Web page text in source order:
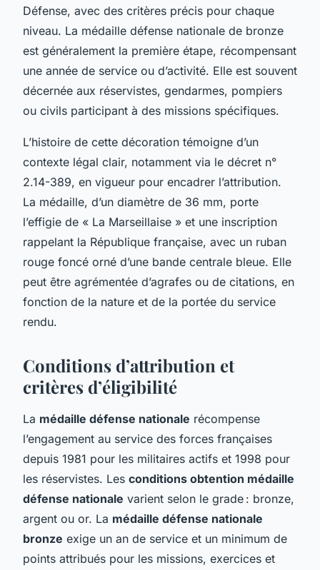
Défense, avec des critères précis pour chaque
niveau. La médaille défense nationale de bronze
est généralement la première étape, récompensant
une année de service ou d’activité. Elle est souvent
décernée aux réservistes, gendarmes, pompiers
ou civils participant à des missions spécifiques.
L’histoire de cette décoration témoigne d’un
contexte légal clair, notamment via le décret n°
2.14-389, en vigueur pour encadrer l’attribution.
La médaille, d’un diamètre de 36 mm, porte
l’effigie de « La Marseillaise » et une inscription
rappelant la République française, avec un ruban
rouge foncé orné d’une bande centrale bleue. Elle
peut être agrémentée d’agrafes ou de citations, en
fonction de la nature et de la portée du service
rendu.
Conditions d’attribution et
critères d’éligibilité
La médaille défense nationale récompense
l’engagement au service des forces françaises
depuis 1981 pour les militaires actifs et 1998 pour
les réservistes. Les conditions obtention médaille
défense nationale varient selon le grade : bronze,
argent ou or. La médaille défense nationale
bronze exige un an de service et un minimum de
points attribués pour les missions, exercices et